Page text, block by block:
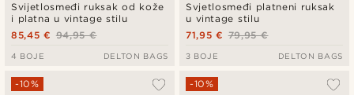
Svijetlosmeđi ruksak od kože
i platna u vintage stilu
94,95 €
85,45 €
4 BOJE DELTON BAGS
Svjetlosmeđi platneni ruksak
u vintage stilu
79,95 €
71,95 €
3 BOJE DELTON BAGS
-10% -10%